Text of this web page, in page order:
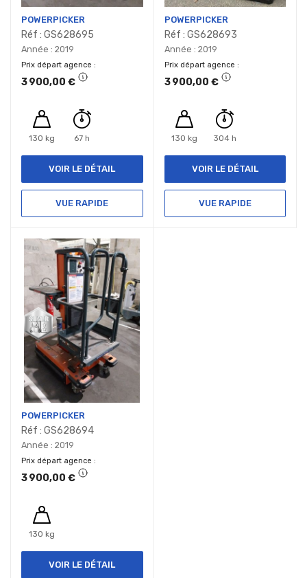
POWERPICKER
Réf : GS628695
Année : 2019
Prix départ agence
3 900,00 €
130 kg 67 h
VOIR LE DÉTAIL
VUE RAPIDE
POWERPICKER
Réf : GS628693
Année : 2019
Prix départ agence
3 900,00 €
130 kg 304 h
VOIR LE DÉTAIL
VUE RAPIDE
POWERPICKER
Réf : GS628694
Année : 2019
Prix départ agence
3 900,00 €
130 kg
VOIR LE DÉTAIL